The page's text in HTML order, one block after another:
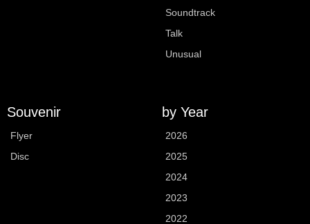
Soundtrack
Talk
Unusual
Souvenir
Flyer
Disc
by Year
2026
2025
2024
2023
2022